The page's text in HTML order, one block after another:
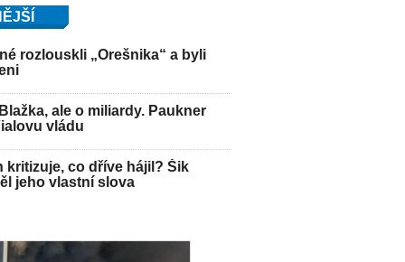
rozlouskli „Orešnika“ a byli
ale o miliardy. Paukner
vládu
kritizuje, co dříve hájil? Šik
jeho vlastní slova